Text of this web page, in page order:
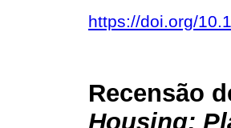
https://doi.org/
Recensão
Housing: